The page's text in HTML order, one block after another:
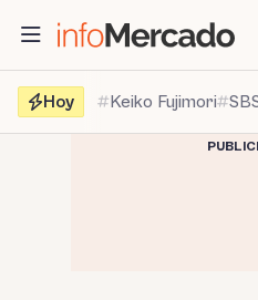
contenido
Hoy
Keiko Fujimori